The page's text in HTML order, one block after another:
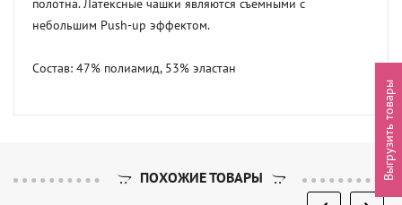
полотна. Латексные чашки являются съемными с
небольшим Push-up эффектом.
Состав: 47% полиамид, 53% эластан
ПОХОЖИЕ ТОВАРЫ Выгрузить товары